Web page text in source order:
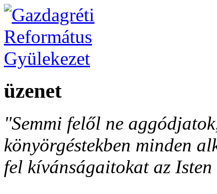
üzenet
"Semmi felől ne
könyörgéstekben minden
fel kívánságaitokat az